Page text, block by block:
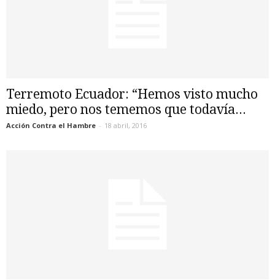
Terremoto Ecuador: “Hemos visto mucho
miedo, pero nos tememos que todavía...
Acción Contra el Hambre - 18 abril, 2016